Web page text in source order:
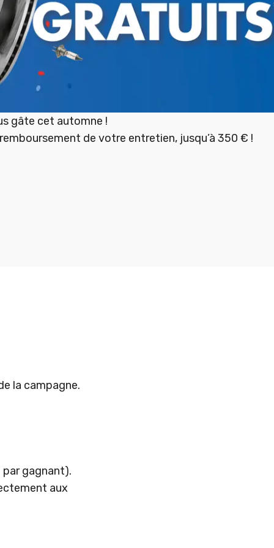
gâte cet automne !
de votre entretien, jusqu’à 350 € !
la campagne.
gagnant).
aux